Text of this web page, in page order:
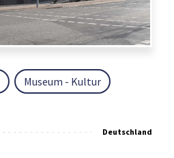
Museum - Kultur
Deutschland